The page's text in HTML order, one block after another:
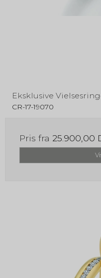
Eksklusive
CR-17-19070
Pris fra 25.900,00